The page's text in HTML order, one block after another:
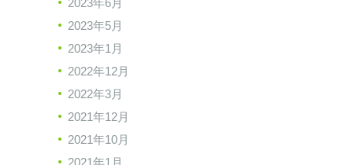
2023年5月
2023年1月
2022年12月
2022年3月
2021年12月
2021年10月
2021年1月